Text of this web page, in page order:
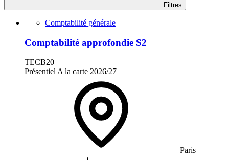
Filtres
Comptabilité générale
Comptabilité approfondie S2
TECB20
Présentiel A la carte 2026/27
Paris